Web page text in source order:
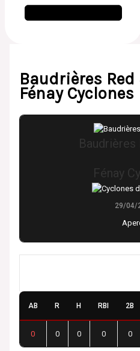
Baudrières
Fénay Cyclones
Baudrières
Fénay
29/04/
AB R H RBI 2B
0 0 0 0 0